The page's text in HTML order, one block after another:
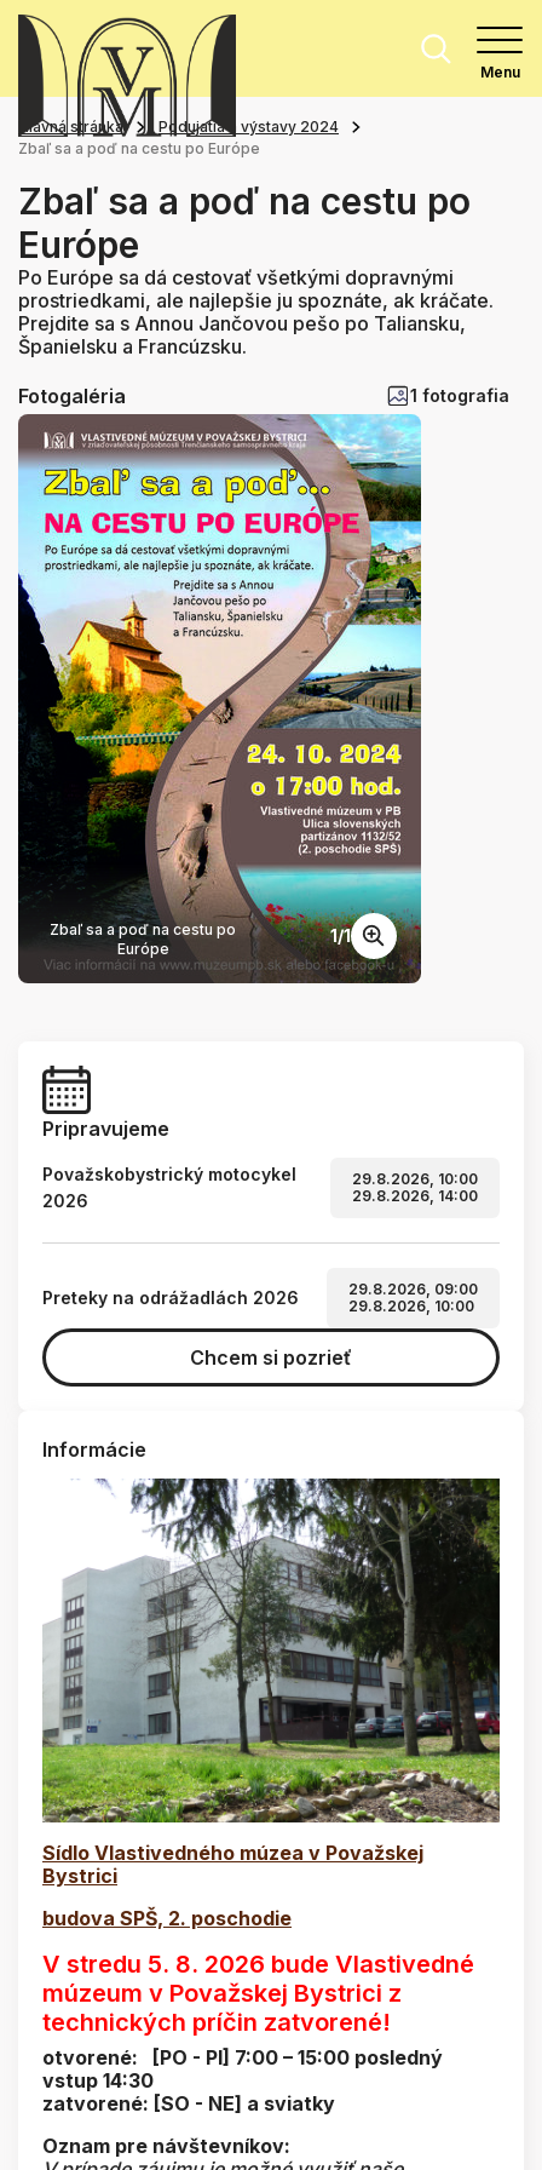
Menu
Hlavná stránka
Podujatia a výstavy 2024
Zbaľ sa a poď na cestu po Európe
Zbaľ sa a poď na cestu po
Európe
Po Európe sa dá cestovať všetkými dopravnými
prostriedkami, ale najlepšie ju spoznáte, ak kráčate.
Prejdite sa s Annou Jančovou pešo po Taliansku,
Španielsku a Francúzsku.
Fotogaléria 1 fotografia
Zbaľ sa a poď na cestu po
Európe
1/1
Pripravujeme
Považskobystrický motocykel
2026
29.8.2026, 10:00
29.8.2026, 14:00
Preteky na odrážadlách 2026
29.8.2026, 09:00
29.8.2026, 10:00
Chcem si pozrieť
Informácie
Sídlo Vlastivedného múzea v Považskej
Bystrici
budova SPŠ, 2. poschodie
V stredu 5. 8. 2026 bude Vlastivedné
múzeum v Považskej Bystrici z
technických príčin zatvorené!
otvorené: [PO - PI] 7:00 – 15:00 posledný
vstup 14:30
zatvorené: [SO - NE] a sviatky
Oznam pre návštevníkov: